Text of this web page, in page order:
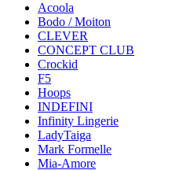
Acoola
Bodo / Moiton
CLEVER
CONCEPT CLUB
Crockid
F5
Hoops
INDEFINI
Infinity Lingerie
LadyTaiga
Mark Formelle
Mia-Amore